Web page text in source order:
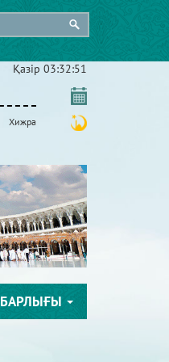
Қазір 03:32:52
Хижра
БАРЛЫҒЫ